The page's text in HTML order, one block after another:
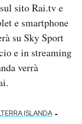
sito Rai.tv e
e smartphone
su Sky Sport
e in streaming
verrà
ISLANDA -